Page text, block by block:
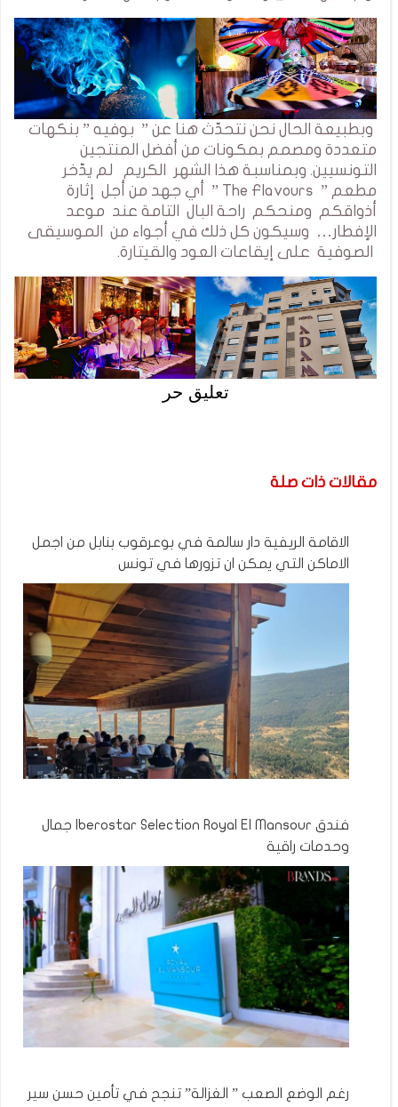
وبطبيعة الحال نحن نتحدّث هنا عن ” بوفيه ” بنكهات
متعددة ومصمم بمكونات من أفضل المنتجين
التونسيين. وبمناسبة هذا الشهر الكريم لم يدّخر
مطعم ” The Flavours ” أي جهد من أجل إثارة
أذواقكم ومنحكم راحة البال التامة عند موعد
الإفطار… وسيكون كل ذلك في أجواء من الموسيقى
الصوفية على إيقاعات العود والقيتارة.
تعليق حر
مقالات ذات صلة
الاقامة الريفية دار سالمة في بوعرقوب بنابل من اجمل
الاماكن التي يمكن ان تزورها في تونس
فندق Iberostar Selection Royal El Mansour جمال
وحدمات راقية
رغم الوضع الصعب ” الغزالة” تنجح في تأمين حسن سير